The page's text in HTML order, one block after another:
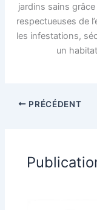
jardins sains
respectueuses de
les infestations,
un
PRÉCÉDENT